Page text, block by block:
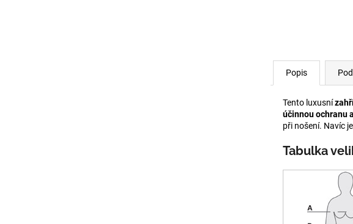
Popis
Tento luxusní
účinnou ochranu
při nošení. Navíc
Tabulka